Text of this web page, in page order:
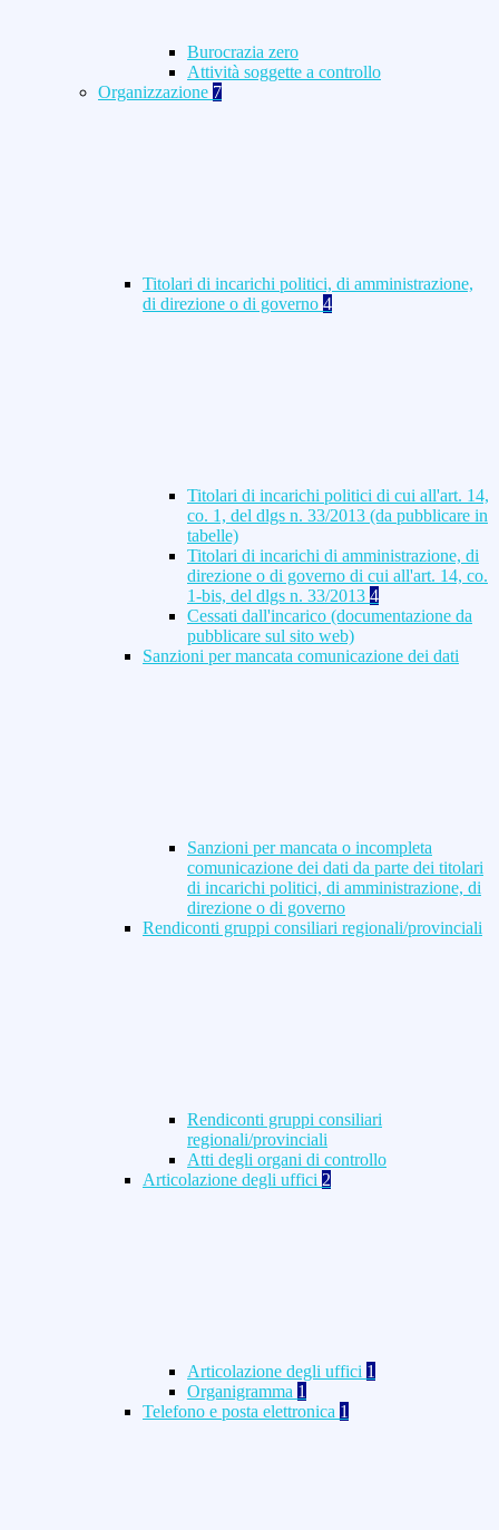
Burocrazia zero
Attività soggette a controllo
Organizzazione 7
Titolari di incarichi politici, di amministrazione,
di direzione o di governo 4
Titolari di incarichi politici di cui all'art. 14,
co. 1, del dlgs n. 33/2013 (da pubblicare in
tabelle)
Titolari di incarichi di amministrazione, di
direzione o di governo di cui all'art. 14, co.
1-bis, del dlgs n. 33/2013 4
Cessati dall'incarico (documentazione da
pubblicare sul sito web)
Sanzioni per mancata comunicazione dei dati
Sanzioni per mancata o incompleta
comunicazione dei dati da parte dei titolari
di incarichi politici, di amministrazione, di
direzione o di governo
Rendiconti gruppi consiliari regionali/provinciali
Rendiconti gruppi consiliari
regionali/provinciali
Atti degli organi di controllo
Articolazione degli uffici 2
Articolazione degli uffici 1
Organigramma 1
Telefono e posta elettronica 1